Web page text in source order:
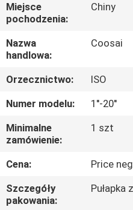
PRODUKTY
NAS
WYCIECZKA
PO
FABRYCE
Miejsce
pochodzenia:
Chiny
Nazwa
handlowa:
Coosai
Orzecznictwo:
ISO
Numer modelu:
1''-20''
Minimalne
zamówienie:
1 szt
Cena:
Price
Szczegóły
pakowania:
Pułapka